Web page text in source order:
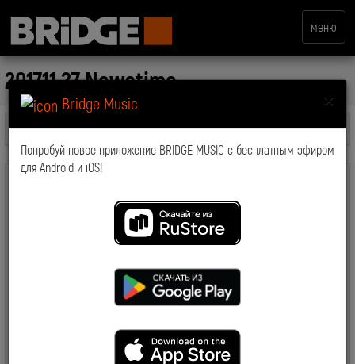
меню
×
Bridge Music
Попробуй новое приложение BRIDGE MUSIC с бесплатным эфиром
для Android и iOS!
2017.11.27 Newstime
Все передачи